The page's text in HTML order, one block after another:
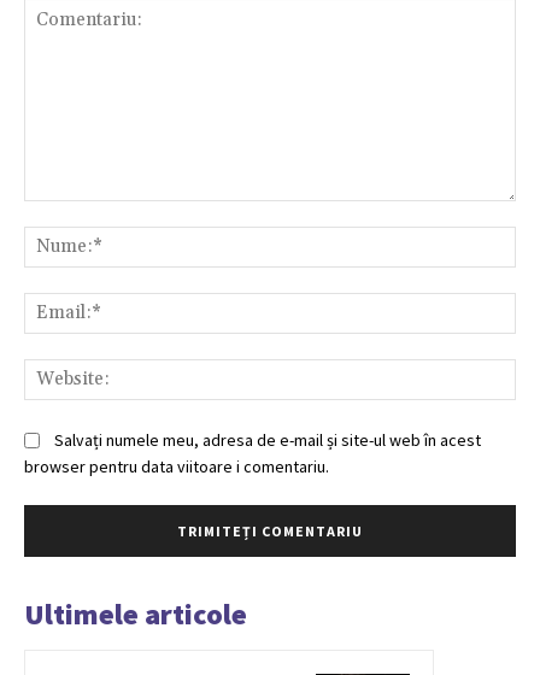
Salvați numele meu, adresa de e-mail și site-ul web în acest
browser pentru data viitoare i comentariu.
Ultimele articole